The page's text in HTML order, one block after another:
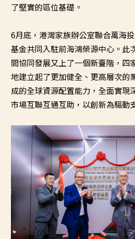
了堅實的區位基礎。
6月底，港灣家族辦公室聯合萬海
基金共同入駐前海鴻榮源中心。此
間協同發展又上了一個新臺階，四
地建立起了更加健全、更高層次的
成的全球資源配置能力，全面實現
市場互聯互通互助，以創新為驅動